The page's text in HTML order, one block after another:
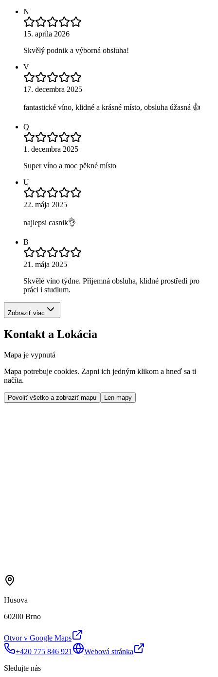
N
15. apríla 2026
Skvělý podnik a výborná obsluha!
V
17. decembra 2025
fantastické víno, klidné a krásné místo, obsluha úžasná 👍
Q
1. decembra 2025
Super víno a moc pěkné místo
U
22. mája 2025
najlepsi casnik👌
B
21. mája 2025
Skvělé víno týdne. Příjemná obsluha, klidné prostředí pro
práci i studium.
Zobraziť viac
Kontakt a Lokácia
Mapa je vypnutá
Mapa potrebuje cookies. Zapni ich jedným klikom a hneď sa ti
načíta.
Povoliť všetko a zobraziť mapu Len mapy
Husova
60200 Brno
Otvor v Google Maps
+420 775 846 921
Webová stránka
Sledujte nás